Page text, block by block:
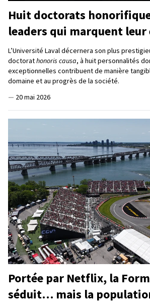
Huit doctorats
leaders qui marquent leur
L’Université Laval décernera son plus
doctorathonoris causa, à huit personnalités
exceptionnelles contribuent de manière
domaine et au progrès de la société.
— 20 mai 2026
Portée par Netflix, la
séduit… mais la